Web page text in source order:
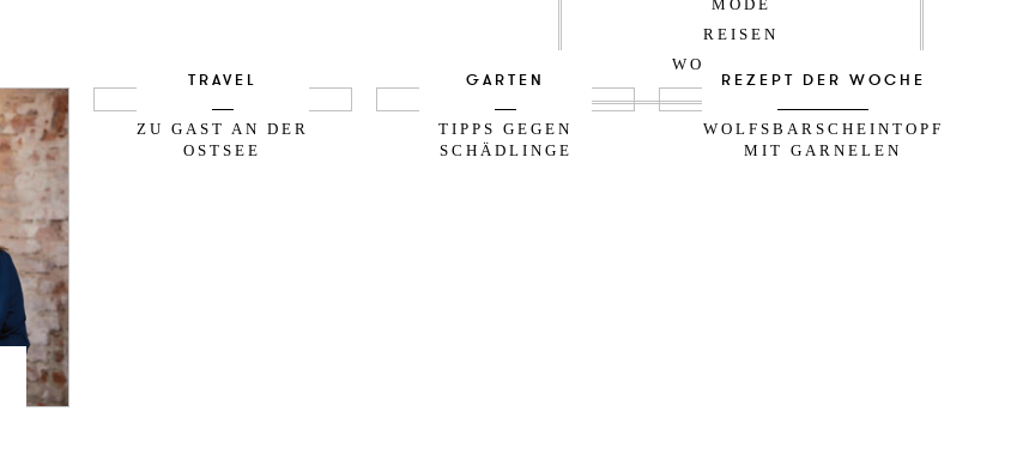
MODE
REISEN
WOHNDESIGN
TRAVEL
ZU GAST AN DER
OSTSEE
GARTEN
TIPPS GEGEN
SCHÄDLINGE
REZEPT DER WOCHE
WOLFSBARSCHEINTOPF
MIT GARNELEN